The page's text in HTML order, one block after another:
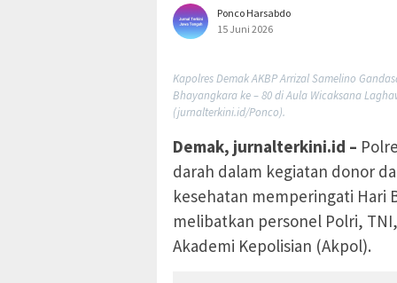
Ponco Harsabdo
15 Juni 2026
Kapolres Demak AKBP Arrizal Samelino
Bhayangkara ke – 80 di Aula Wicaksana
(jurnalterkini.id/Ponco).
Demak, jurnalterkini.id –
darah dalam kegiatan donor
kesehatan memperingati Hari
melibatkan personel Polri,
Akademi Kepolisian (Akpol).